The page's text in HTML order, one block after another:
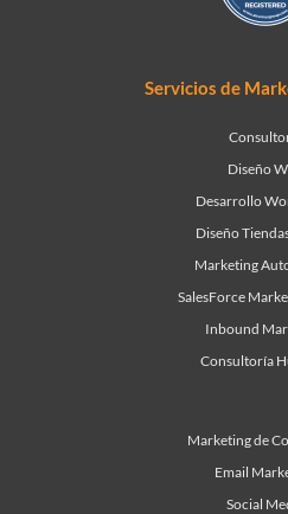
Servicios de
Diseño
Desarrollo
Diseño
Marketing
SalesForce
Inbound
Consultoría
Marketing de
Email
Social